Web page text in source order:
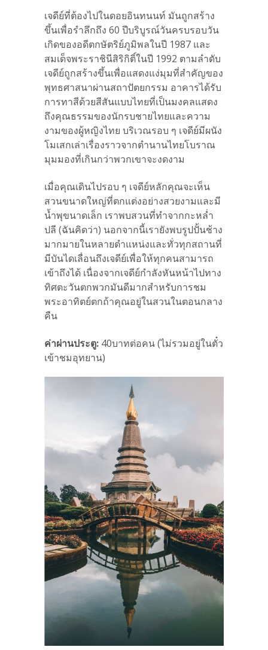
เจดีย์ที่ต้องไปในดอยอินทนนท์ มันถูกสร้าง
ขึ้นเพื่อรำลึกถึง 60 ปีบริบูรณ์วันครบรอบวัน
เกิดของอดีตกษัตริย์ภูมิพลในปี 1987 และ
สมเด็จพระราชินีสิริกิติ์ในปี 1992 ตามลำดับ
เจดีย์ถูกสร้างขึ้นเพื่อแสดงแง่มุมที่สำคัญของ
พุทธศาสนาผ่านสถาปัตยกรรม อาคารได้รับ
การทาสีด้วยสีสันแบบไทยที่เป็นมงคลแสดง
ถึงคุณธรรมของนักรบชายไทยและความ
งามของผู้หญิงไทย บริเวณรอบ ๆ เจดีย์มีผนัง
โมเสกเล่าเรื่องราวจากตำนานไทยโบราณ
มุมมองที่เกินกว่าพวกเขาจะงดงาม
เมื่อคุณเดินไปรอบ ๆ เจดีย์หลักคุณจะเห็น
สวนขนาดใหญ่ที่ตกแต่งอย่างสวยงามและมี
น้ำพุขนาดเล็ก เราพบสวนที่ทำจากกะหล่ำ
ปลี (ฉันคิดว่า) นอกจากนี้เรายังพบรูปปั้นช้าง
มากมายในหลายตำแหน่งและทั่วทุกสถานที่
มีบันไดเลื่อนถึงเจดีย์เพื่อให้ทุกคนสามารถ
เข้าถึงได้ เนื่องจากเจดีย์กำลังหันหน้าไปทาง
ทิศตะวันตกพวกมันดีมากสำหรับการชม
พระอาทิตย์ตกถ้าคุณอยู่ในสวนในตอนกลาง
คืน
ค่าผ่านประตู: 40บาทต่อคน (ไม่รวมอยู่ในตั๋ว
เข้าชมอุทยาน)